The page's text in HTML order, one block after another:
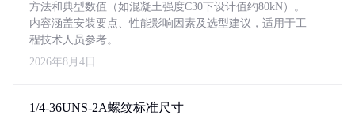
方法和典型数值（如混凝土强度C30下设计值约80kN）。
内容涵盖安装要点、性能影响因素及选型建议，适用于工
程技术人员参考。
2026年8月4日
1/4-36UNS-2A螺纹标准尺寸